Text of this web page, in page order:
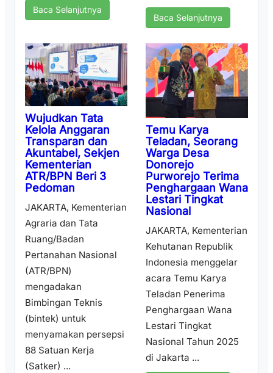
Baca Selanjutnya
Baca Selanjutnya
Wujudkan Tata
Kelola Anggaran
Transparan dan
Akuntabel, Sekjen
Kementerian
ATR/BPN Beri 3
Pedoman
JAKARTA, Kementerian
Agraria dan Tata
Ruang/Badan
Pertanahan Nasional
(ATR/BPN)
mengadakan
Bimbingan Teknis
(bintek) untuk
menyamakan persepsi
88 Satuan Kerja
(Satker) ...
Temu Karya
Teladan, Seorang
Warga Desa
Donorejo
Purworejo Terima
Penghargaan Wana
Lestari Tingkat
Nasional
JAKARTA, Kementerian
Kehutanan Republik
Indonesia menggelar
acara Temu Karya
Teladan Penerima
Penghargaan Wana
Lestari Tingkat
Nasional Tahun 2025
di Jakarta ...